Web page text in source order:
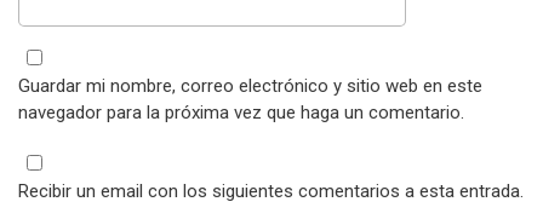
Guardar mi nombre, correo electrónico y sitio web en este
navegador para la próxima vez que haga un comentario.
Recibir un email con los siguientes comentarios a esta entrada.